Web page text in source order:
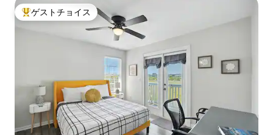
大好評のゲストチョイスです。
ゲストチョイス